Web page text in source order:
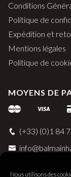
Nous utilisons des
Conditions
Politique de
Expédition et
Mentions légales
Politique de
MOYENS DE
(+33) (0)1 84